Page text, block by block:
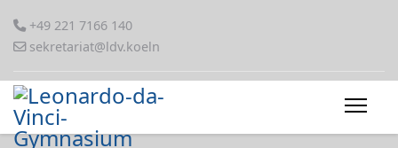
+49 221 7166 140
sekretariat@ldv.koeln